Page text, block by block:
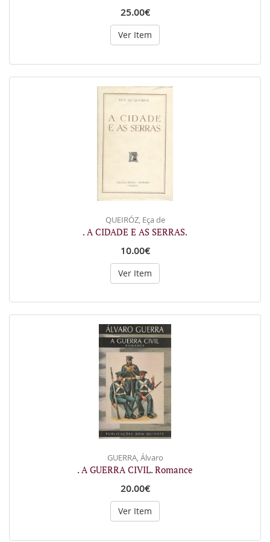
25.00€
Ver Item
QUEIRÓZ, Eça de
. A CIDADE E AS SERRAS.
10.00€
Ver Item
GUERRA, Álvaro
. A GUERRA CIVIL. Romance
20.00€
Ver Item